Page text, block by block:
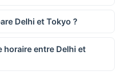
Delhi et Tokyo ?
horaire entre Delhi et